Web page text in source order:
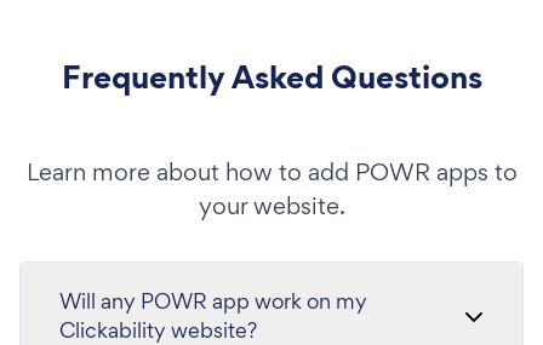
Frequently Asked Questions
Learn more about how to add POWR apps to
your website.
Will any POWR app work on my
Clickability website?